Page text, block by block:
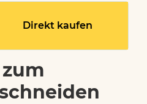
Direkt kaufen